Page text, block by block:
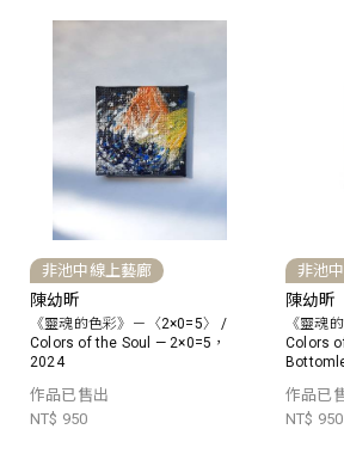
非池中線上藝廊
陳幼昕
《靈魂的色彩》－〈2×0=5〉 /
Colors of the Soul — 2×0=5，
2024
作品已售出
NT$ 950
非池
陳幼昕
《靈魂
Colors
作品已
NT$ 950